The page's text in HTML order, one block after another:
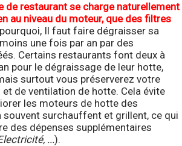
de restaurant se charge naturellement
au niveau du moteur, que des filtres
Il faut faire dégraisser sa
une fois par an par des
Certains restaurants font deux à
pour le dégraissage de leur hotte,
surtout vous préserverez votre
de ventilation de hotte. Cela évite
les moteurs de hotte des
souvent surchauffent et grillent, ce qui
des dépenses supplémentaires
...).